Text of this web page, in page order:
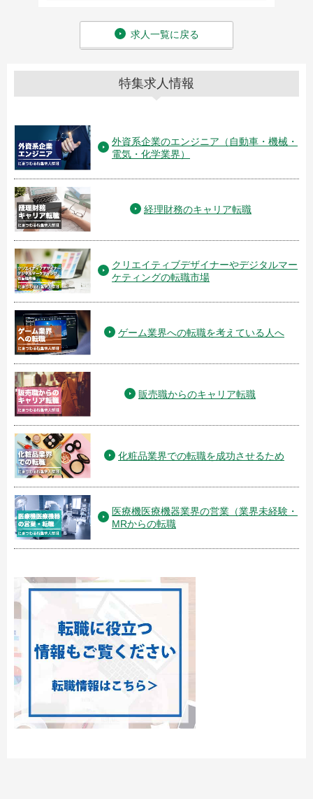
求人一覧に戻る
特集求人情報
外資系企業のエンジニア（自動車・機械・
電気・化学業界）
経理財務のキャリア転職
クリエイティブデザイナーやデジタルマー
ケティングの転職市場
ゲーム業界への転職を考えている人へ
販売職からのキャリア転職
化粧品業界での転職を成功させるため
医療機医療機器業界の営業（業界未経験・
MRからの転職